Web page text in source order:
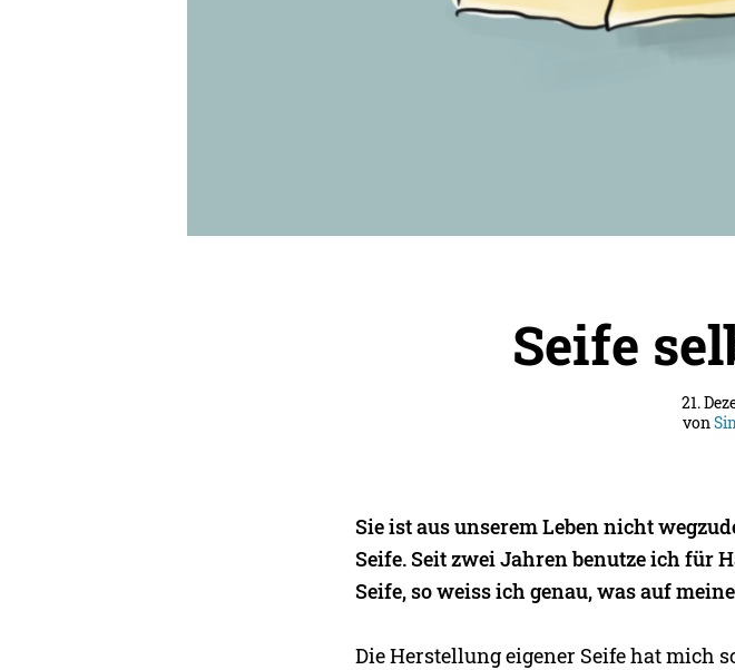
Seife
21.
von
Sie ist aus unserem Leben nicht
Seife. Seit zwei Jahren benutze ich für
Seife, so weiss ich genau, was auf
Die Herstellung eigener Seife hat mich